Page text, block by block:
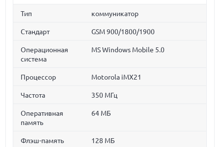
Тип коммуникатор
Стандарт GSM 900/1800/1900
Операционная
система
MS Windows Mobile 5.0
Процессор Motorola iMX21
Частота 350 МГц
Оперативная
память
64 МБ
Флэш-память 128 МБ